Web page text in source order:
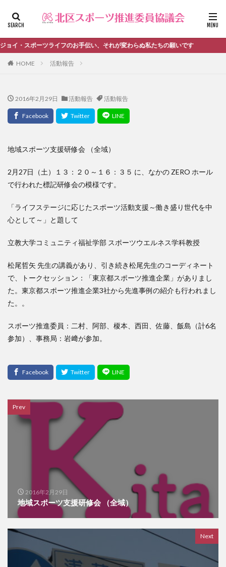
・スポーツライフのお手伝い、それが変わらぬ私たちの願いです
HOME 活動報告
2016年2月29日 活動報告 活動報告
地域スポーツ支援研修会 （全域）
2月27日（土）１３：２０～１６：３５ に、なかの ZERO ホール
で行われた標記研修会の模様です。
「ライフステージに応じたスポーツ活動支援～働き盛り世代を中
心として～」と題して
立教大学コミュニティ福祉学部 スポーツウエルネス学科教授
松尾哲矢 先生の講義があり、引き続き松尾先生のコーディネート
で、トークセッション：「東京都スポーツ推進企業」がありまし
た。東京都スポーツ推進企業3社から先進事例の紹介も行われまし
た。。
スポーツ推進委員：二村、阿部、榎本、西田、佐藤、飯島（計6名
参加）、事務局：岩﨑が参加。
Prev
2016年2月29日
地域スポーツ支援研修会 （全域）
Next
ファッション デザイン 流行
カテゴリー
＃活動報告 kitacup past
おしらせ
お知らせ キンボール
健康ハイキング委員会からのお知らせ
北区スポーツ推進委員
北区のスポーツチーム
講習会のご報告